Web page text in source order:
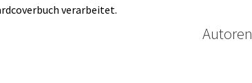
verarbeitet.
Autoren